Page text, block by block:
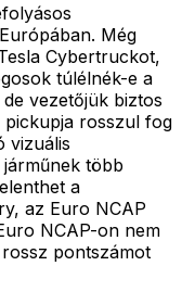
Még
Cybertruckot,
túlélnék-e a
vezetőjük biztos
rosszul fog
vizuális
több
a
az Euro NCAP
NCAP-on nem
pontszámot